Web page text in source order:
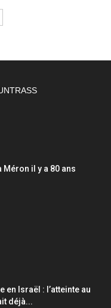
Méron il y a 80 ans
en Israël : l’atteinte au
déjà...